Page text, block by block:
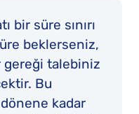
bir süre sınırı
beklerseniz,
gereği talebiniz
Bu
kadar